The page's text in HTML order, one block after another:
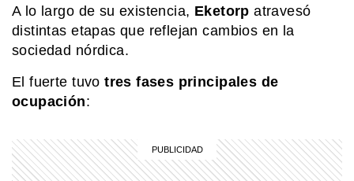
A lo largo de su existencia, Eketorp atravesó
distintas etapas que reflejan cambios en la
sociedad nórdica.
El fuerte tuvotres fases principales de
ocupación:
SABER MAS
grandes paisajes de Bolivia